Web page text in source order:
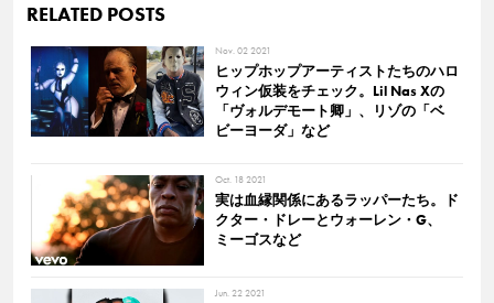
RELATED POSTS
Nov. 02 2021
ヒップホップアーティストたちのハロ
ウィン仮装をチェック。Lil Nas Xの
「ヴォルデモート卿」、リゾの「ベ
ビーヨーダ」など
Oct. 18 2021
実は血縁関係にあるラッパーたち。ド
クター・ドレーとウォーレン・G、
ミーゴスなど
Jun. 22 2021